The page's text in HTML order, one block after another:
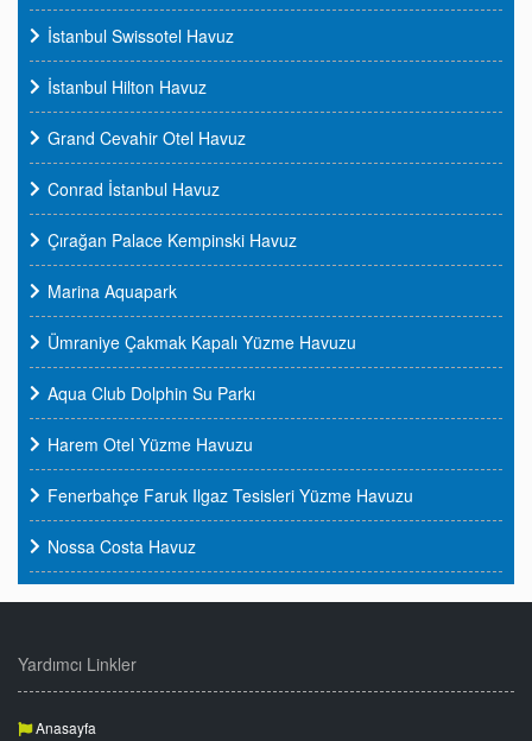
İstanbul Swissotel Havuz
İstanbul Hilton Havuz
Grand Cevahir Otel Havuz
Conrad İstanbul Havuz
Çırağan Palace Kempinski Havuz
Marina Aquapark
Ümraniye Çakmak Kapalı Yüzme Havuzu
Aqua Club Dolphin Su Parkı
Harem Otel Yüzme Havuzu
Fenerbahçe Faruk Ilgaz Tesisleri Yüzme Havuzu
Nossa Costa Havuz
Yardımcı Linkler
Anasayfa